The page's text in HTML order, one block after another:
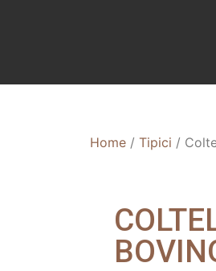
Home / Tipici /